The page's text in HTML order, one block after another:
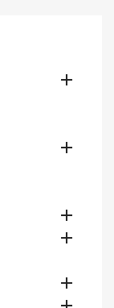




